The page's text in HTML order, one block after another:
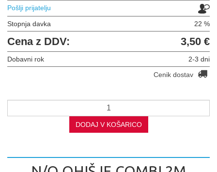
Pošlji prijatelju
Stopnja davka 22 %
Cena z DDV: 3,50 €
Dobavni rok
2-3 dni
Cenik dostav
DODAJ V KOŠARICO